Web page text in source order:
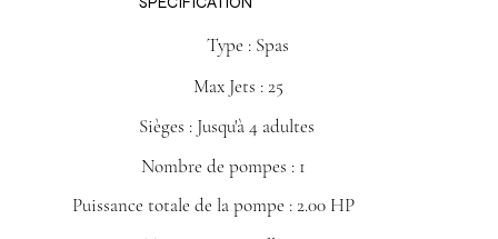
Type : Spas
Max Jets : 25
Nombre de pompes : 1
Puissance totale de la pompe : 2.00 HP
Sièges : Jusqu'à 4 adultes​